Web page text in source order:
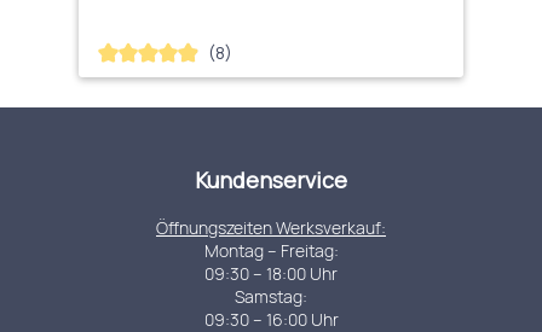
Durchschnittliche Bewertung von 4.88 von 5 Sternen
(8)
Kundenservice
Öffnungszeiten Werksverkauf:
Montag – Freitag:
09:30 – 18:00 Uhr
Samstag:
09:30 – 16:00 Uhr